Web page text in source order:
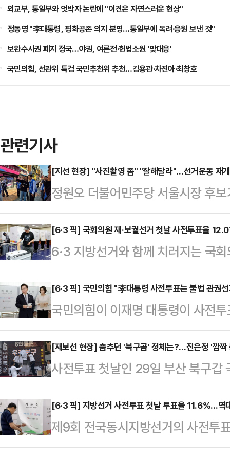
외교부, 통일부와 엇박자 논란에 "이견은 자연스러운 현상"
정동영 "李대통령, 평화공존 의지 분명…통일부에 독려·응원 보낸 것"
보완수사권 폐지 정국…야권, 여론전·헌법소원 '맞대응'
국민의힘, 선관위 특검 국민추천위 추천…김용관·차진아·최창호
관련기사
[지선 현장] "사진촬영 좀" "잘해달라"…선거운동 재
정원오 더불어민주당 서울시장 후
선거운동을 재개했다. 성북과 종로,
를 호소했다. 특히 약점으로 꼽히
밀접한 곳을 찾기도 했다.정 후보
마련된 사전투표소에서 투표를 마
지역을 먼저 시작하려고 한다"며 "
표심을 정하지 못한 사람들에 대한
것"이라고 밝혔…
[6·3 픽] 국회의원 재·보궐선거 첫날 사전투표율
6·3 지방선거와 함께 치러지는 국
율이 12.07%로 집계됐다.중앙선
14개 재·보궐선거구의 유권자
쳤다고 밝혔다.선거구별로는 전북
표율을 기록했다. 이어 충남 공주
이 15.66%, 제주 서귀포가
지역은 충남 아산을로 8.16%에 그
사전투…
[6·3 픽] 국민의힘 "李대통령 사전투표는 불법 관권
국민의힘이 이재명 대통령이 사전
는 논란이 이는 것과 관련 "비밀투
했다.국민의힘 공명선거 안심투표
령이 사전투표소 기표소 내에서 본
부에 노출시키는 초유의 사태가 발
대놓고 위반하는 장면이 언론을 통
다.위원회는 "최근 뜬금없는 시장
이제는 본인이 어디에 투표했는…
[재보선 현장] 춤추던 '북구곰' 정체는?…진은정 '깜짝
사전투표 첫날인 29일 부산 북구갑
속 후보의 배우자 진은정 변호사가
나섰다. 유세 현장에 먼저 도착해
진 변호사로 드러나자 현장은 순식
트를 입은 진 변호사는 이날 부산
[6·3 픽] 지방선거 사전투표 첫날 투표율 11.6%…역
제9회 전국동시지방선거의 사전투
중 최대치를 기록했다. 중앙선거관